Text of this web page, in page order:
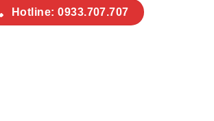
Hotline: 0933.707.707